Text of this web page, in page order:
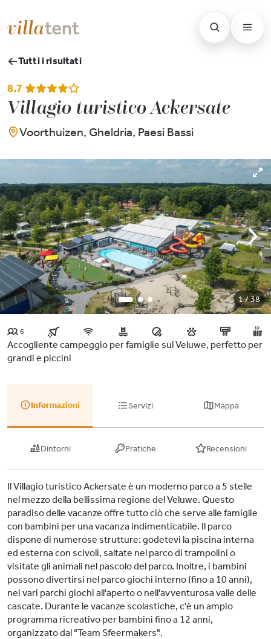
Tutti i risultati
8.7
Villagio turistico Ackersate
Voorthuizen, Gheldria, Paesi Bassi
1 / 38
6
Accogliente campeggio per famiglie sul Veluwe, perfetto per
grandi e piccini
Informazioni Servizi Mappa
Dintorni Pratiche Recensioni
Il Villagio turistico Ackersate è un moderno parco a 5 stelle
nel mezzo della bellissima regione del Veluwe. Questo
paradiso delle vacanze offre tutto ciò che serve alle famiglie
con bambini per una vacanza indimenticabile. Il parco
dispone di numerose strutture: godetevi la piscina interna
ed esterna con scivoli, saltate nel parco di trampolini o
visitate gli animali nel pascolo del parco. Inoltre, i bambini
possono divertirsi nel parco giochi interno (fino a 10 anni),
nei vari parchi giochi all'aperto o nell'avventurosa valle delle
cascate. Durante le vacanze scolastiche, c'è un ampio
programma ricreativo per bambini fino a 12 anni,
organizzato dal "Team Sfeermakers".